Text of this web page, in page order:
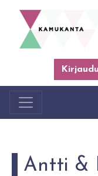
Antti &